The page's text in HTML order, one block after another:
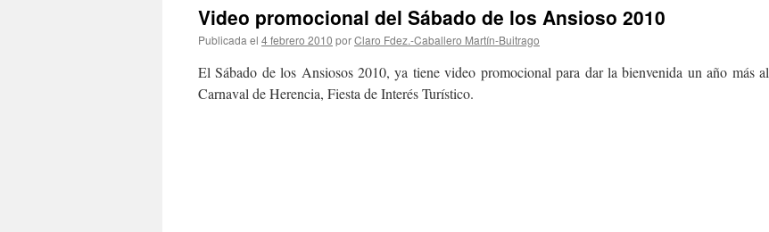
Video promocional del Sábado de los Ansioso 2010
Publicada el 4 febrero 2010 porClaro Fdez.-Caballero Martín-Buitrago
El Sábado de los Ansiosos 2010, ya tiene video promocional para dar la bienvenida un año más al
Carnaval de Herencia, Fiesta de Interés Turístico.